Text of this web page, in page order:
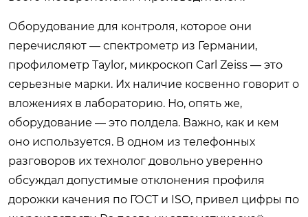
Оборудование для контроля, которое они
перечисляют — спектрометр из Германии,
профилометр Taylor, микроскоп Carl Zeiss — это
серьезные марки. Их наличие косвенно говорит о
вложениях в лабораторию. Но, опять же,
оборудование — это полдела. Важно, как и кем
оно используется. В одном из телефонных
разговоров их технолог довольно уверенно
обсуждал допустимые отклонения профиля
дорожки качения по ГОСТ и ISO, привел цифры по